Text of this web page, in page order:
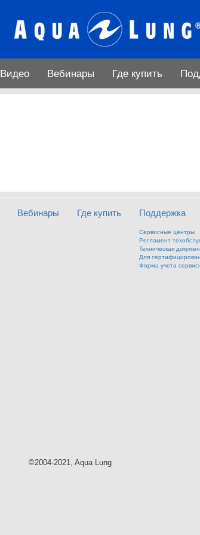
Видео Вебинары Где купить
Вебинары Где купить Поддержка
Сервисные центры
Регламент
Техническая
Для
Форма учета
©2004-2021, Aqua Lung